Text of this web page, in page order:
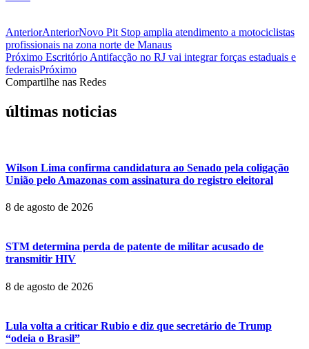
AnteriorAnteriorNovo Pit Stop amplia atendimento a motociclistas
profissionais na zona norte de Manaus
Próximo Escritório Antifacção no RJ vai integrar forças estaduais e
federaisPróximo
Compartilhe nas Redes
últimas noticias
Wilson Lima confirma candidatura ao Senado pela coligação
União pelo Amazonas com assinatura do registro eleitoral
8 de agosto de 2026
STM determina perda de patente de militar acusado de
transmitir HIV
8 de agosto de 2026
Lula volta a criticar Rubio e diz que secretário de Trump
“odeia o Brasil”